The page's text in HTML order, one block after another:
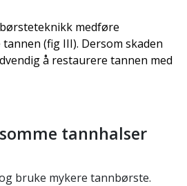
medføre
(fig III). Dersom skaden
å restaurere tannen med
tannhalser
bruke mykere tannbørste.